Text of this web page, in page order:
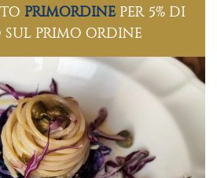
PRIMORDINE PER 5% DI
SUL PRIMO ORDINE